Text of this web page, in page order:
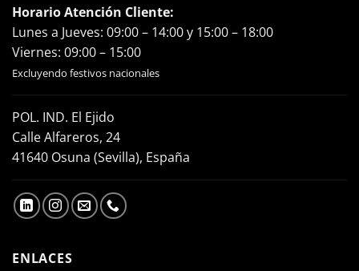
Horario Atención Cliente:
Lunes a Jueves: 09:00 – 14:00 y 15:00 – 18:00
Viernes: 09:00 – 15:00
Excluyendo festivos nacionales
POL. IND. El Ejido
Calle Alfareros, 24
41640 Osuna (Sevilla), España
ENLACES